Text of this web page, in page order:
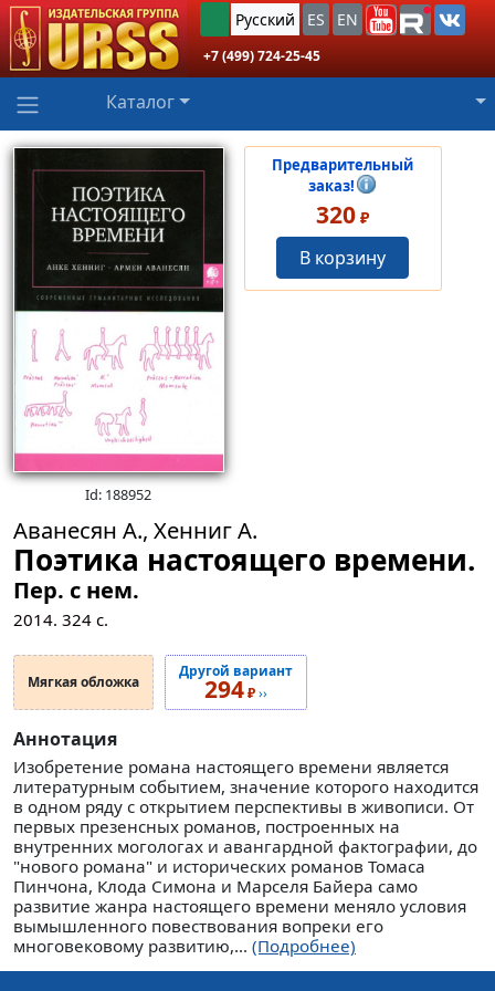
Русский ES EN
+7 (499) 724-25-45
Каталог
Id: 188952
Предварительный
заказ!
320 ₽
В корзину
Аванесян А., Хенниг А.
Поэтика настоящего времени.
Пер. с нем.
2014. 324 с.
Мягкая обложка
Другой вариант
294₽››
Аннотация
Изобретение романа настоящего времени является
литературным событием, значение которого находится
в одном ряду с открытием перспективы в живописи. От
первых презенсных романов, построенных на
внутренних могологах и авангардной фактографии, до
"нового романа" и исторических романов Томаса
Пинчона, Клода Симона и Марселя Байера само
развитие жанра настоящего времени меняло условия
вымышленного повествования вопреки его
многовековому развитию,... (Подробнее)